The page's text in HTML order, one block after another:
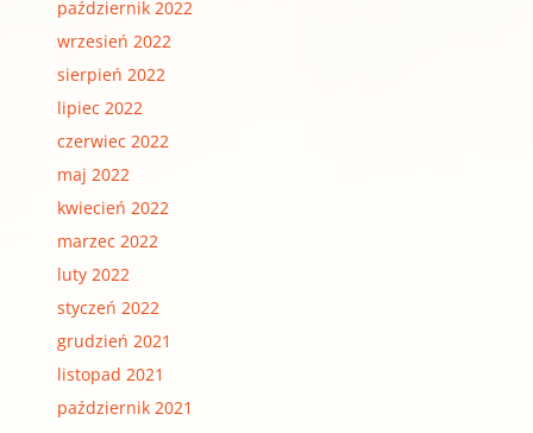
październik 2022
wrzesień 2022
sierpień 2022
lipiec 2022
czerwiec 2022
maj 2022
kwiecień 2022
marzec 2022
luty 2022
styczeń 2022
grudzień 2021
listopad 2021
październik 2021